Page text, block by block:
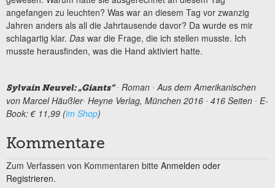
angefangen zu leuchten? Was war an diesem Tag vor zwanzig
Jahren anders als all die Jahrtausende davor? Da wurde es mir
schlagartig klar. Das war die Frage, die ich stellen musste. Ich
musste herausfinden, was die Hand aktiviert hatte.
Sylvain Neuvel: „Giants“ ∙ Roman ∙ Aus dem Amerikanischen
von Marcel Häußler∙ Heyne Verlag, München 2016 ∙ 416 Seiten ∙ E-
Book: € 11,99 (im Shop)
Kommentare
Zum Verfassen von Kommentaren bitte Anmelden oder
Registrieren.